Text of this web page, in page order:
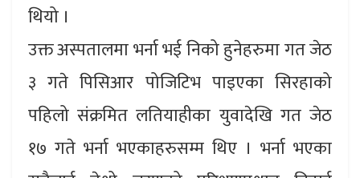
थियो ।
उक्त अस्पतालमा भर्ना भई निको हुनेहरुमा गत जेठ
३ गते पिसिआर पोजिटिभ पाइएका सिरहाको
पहिलो संक्रमित लतियाहीका युवादेखि गत जेठ
१७ गते भर्ना भएकाहरुसम्म थिए । भर्ना भएका